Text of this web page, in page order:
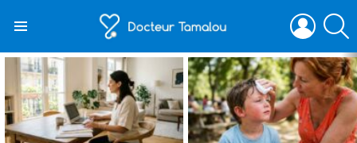
LOGIN
LATEST
STORIES